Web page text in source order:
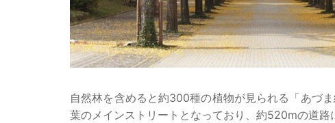
自然林を含めると約300種の植物が見られる「あづ
葉のメインストリートとなっており、約520mの道路